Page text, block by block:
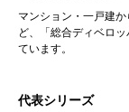
マンション・一戸建
ど、「総合ディベロ
ています。
代表シリーズ